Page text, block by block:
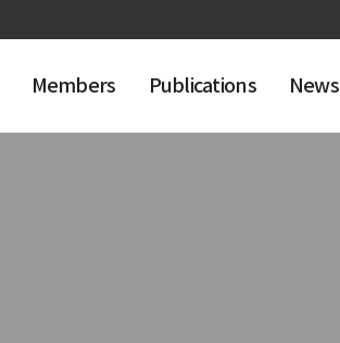
Members Publications News